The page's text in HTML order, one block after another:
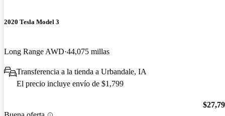
2020 Tesla Model 3
Long Range AWD 44,075 millas
Transferencia a la tienda a Urbandale, IA
El precio incluye envío de $1,799